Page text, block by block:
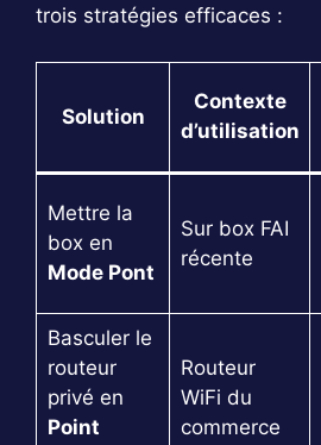
trois stratégies efficaces :
Solution
Contexte
d’utilisation
Mettre la
box en
Mode Pont
Sur box FAI
récente
Basculer le
routeur
privé en
Point
Routeur
WiFi du
commerce